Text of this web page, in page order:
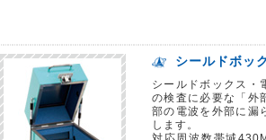
ガイドワイヤー摩擦摺動試験機 ◀
プロモーション動画公開！
シールドボッ
シールドボックス・
の検査に必要な「外
部の電波を外部に漏
します。